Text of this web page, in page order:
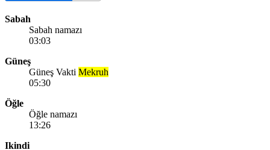
Sabah
Sabah namazı
03:03
Güneş
Güneş Vakti Mekruh
05:30
Öğle
Öğle namazı
13:26
Ikindi